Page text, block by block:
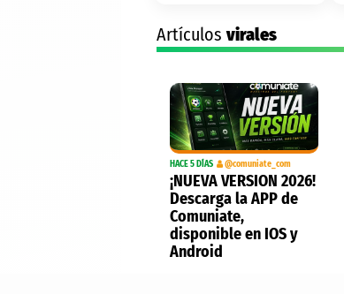
Artículosvirales
HACE 5 DÍAS @comuniate_com
¡NUEVA VERSION 2026!
Descarga la APP de
Comuniate,
disponible en IOS y
Android